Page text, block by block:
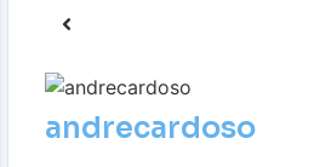
andrecardoso